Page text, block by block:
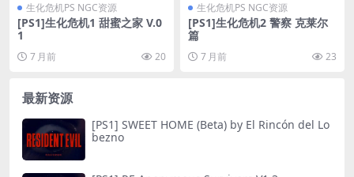
生化危机PS NGC资源
[PS1]生化危机1 甜蜜之家 V.0
1
7 月前 20
生化危机PS NGC资源
[PS1]生化危机2 警察 克莱尔
篇
7 月前 23
最新资源
[PS1] SWEET HOME (Beta) by El Rincón del Lo
bezno